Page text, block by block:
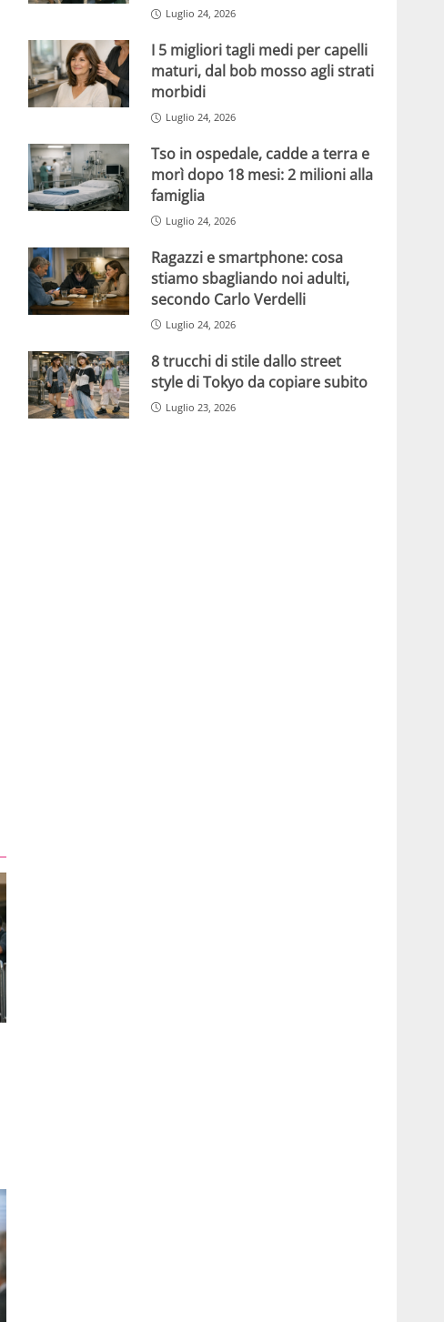
Luglio 24, 2026
I 5 migliori tagli medi per capelli
maturi, dal bob mosso agli strati
morbidi
Luglio 24, 2026
Tso in ospedale, cadde a terra e
morì dopo 18 mesi: 2 milioni alla
famiglia
Luglio 24, 2026
Ragazzi e smartphone: cosa
stiamo sbagliando noi adulti,
secondo Carlo Verdelli
Luglio 24, 2026
8 trucchi di stile dallo street
style di Tokyo da copiare subito
Luglio 23, 2026